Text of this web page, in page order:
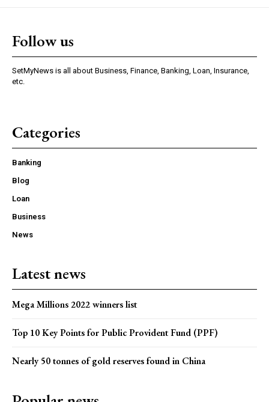
Follow us
SetMyNews is all about Business, Finance, Banking, Loan, Insurance,
etc.
Categories
Banking
Blog
Loan
Business
News
Latest news
Mega Millions 2022 winners list
Top 10 Key Points for Public Provident Fund (PPF)
Nearly 50 tonnes of gold reserves found in China